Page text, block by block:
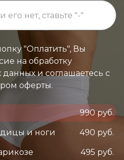
"Оплатить", Вы
на обработку
и соглашаетесь с
оферты.
990 руб.
и ноги 490 руб.
495 руб.